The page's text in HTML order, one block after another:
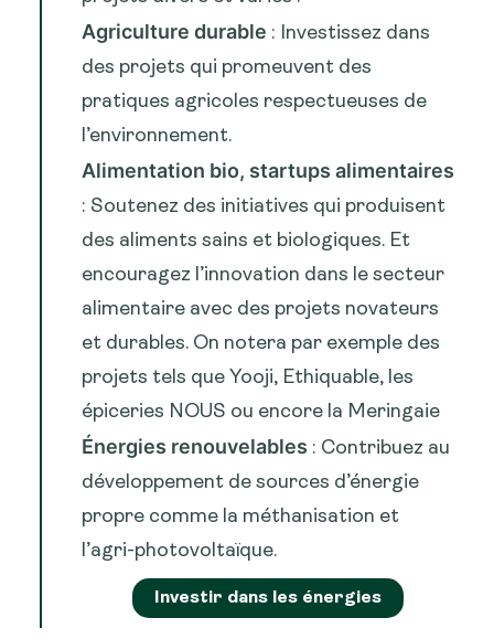
Agriculture durable : Investissez dans
des projets qui promeuvent des
pratiques agricoles respectueuses de
l’environnement.
Alimentation bio, startups alimentaires
: Soutenez des initiatives qui produisent
des aliments sains et biologiques. Et
encouragez l’innovation dans le secteur
alimentaire avec des projets novateurs
et durables. On notera par exemple des
projets tels que Yooji, Ethiquable, les
épiceries NOUS ou encore la Meringaie
Énergies renouvelables : Contribuez au
développement de sources d’énergie
propre comme la méthanisation et
l’agri-photovoltaïque.
Investir dans les énergies